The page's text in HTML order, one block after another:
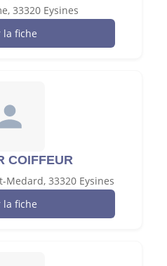
33320 Eysines
la fiche
COIFFEUR
Medard, 33320 Eysines
la fiche